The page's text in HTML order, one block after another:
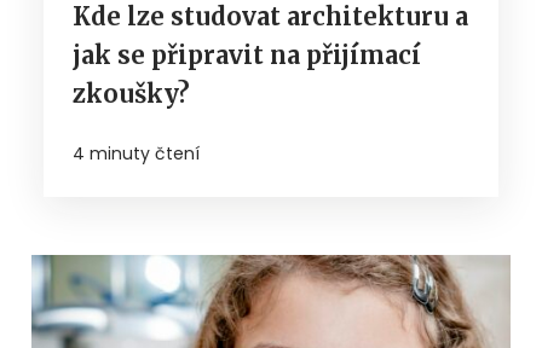
Kde lze studovat architekturu a
jak se připravit na přijímací
zkoušky?
4 minuty čtení